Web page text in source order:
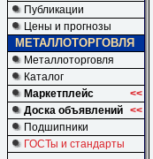
Публикации
Цены и прогнозы
МЕТАЛЛОТОРГОВЛЯ
Металлоторговля
Каталог
Маркетплейс
<<
Доска объявлений <<
Подшипники
ГОСТы и стандарты